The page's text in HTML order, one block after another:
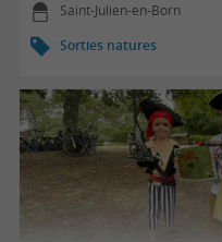
Saint-Julien-en-Born
Sorties natures